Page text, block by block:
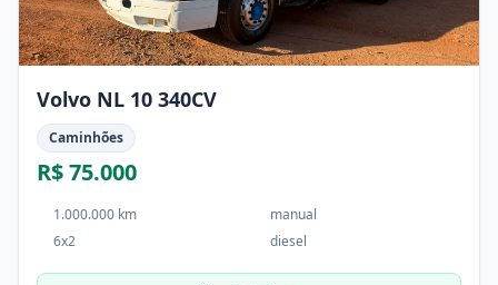
Volvo NL 10 340CV
Caminhões
R$ 75.000
1.000.000 km
manual
6x2
diesel